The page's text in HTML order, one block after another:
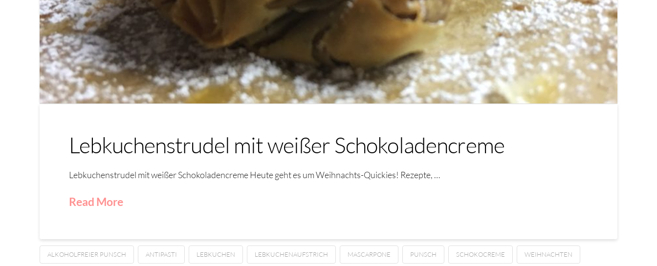
Lebkuchenstrudel mit weißer Schokoladencreme
Lebkuchenstrudel mit weißer Schokoladencreme Heute geht es um Weihnachts-Quickies! Rezepte, …
Read More
ALKOHOLFREIER PUNSCH ANTIPASTI LEBKUCHEN LEBKUCHENAUFSTRICH MASCARPONE PUNSCH SCHOKOCREME WEIHNACHTEN